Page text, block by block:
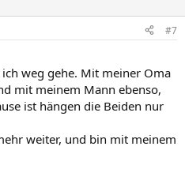
#7
weg gehe. Mit meiner Oma
mit meinem Mann ebenso,
ist hängen die Beiden nur
weiter, und bin mit meinem